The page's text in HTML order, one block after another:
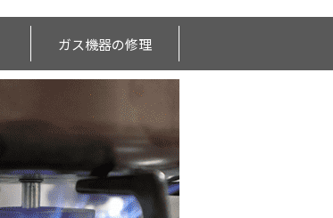
ガス機器の修理